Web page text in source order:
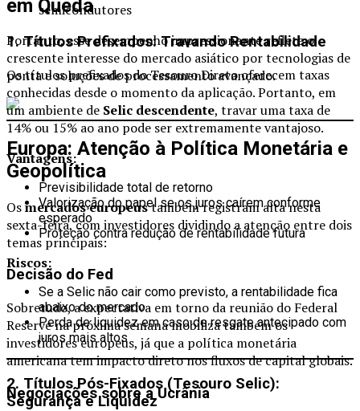
semicondutores
Portanto, esse desempenho impressionante reflete o
crescente interesse do mercado asiático por tecnologias de
ponta e soluções de processamento avançado.
Europa: Atenção à Política Monetária e
Geopolítica
Osmercados europeustambém registram alta nesta
sexta-feira, com investidores dividindo a atenção entre dois
temas principais:
Decisão do Fed
Sobretudo, a expectativa em torno da reunião do Federal
Reserve na próxima semana mobiliza também os
investidores europeus, já que a política monetária
americana tem impacto direto nos fluxos de capital globais.
Negociações sobre a Ucrânia
em Queda
1. Títulos Prefixados: Travando Rentabilidade
Os títulos prefixados do Tesouro Direto oferecem taxas
conhecidas desde o momento da aplicação. Portanto, em
um ambiente de Selic descendente, travar uma taxa de
14% ou 15% ao ano pode ser extremamente vantajoso.
Vantagens:
Previsibilidade total de retorno
Valorização do papel se os juros caírem conforme
esperado
Proteção contra redução de rentabilidade futura
Riscos:
Se a Selic não cair como previsto, a rentabilidade fica
abaixo do mercado
Perda de liquidez em caso de resgate antecipado com
juros mais altos
2. Títulos Pós-Fixados (Tesouro Selic):
Segurança e Liquidez